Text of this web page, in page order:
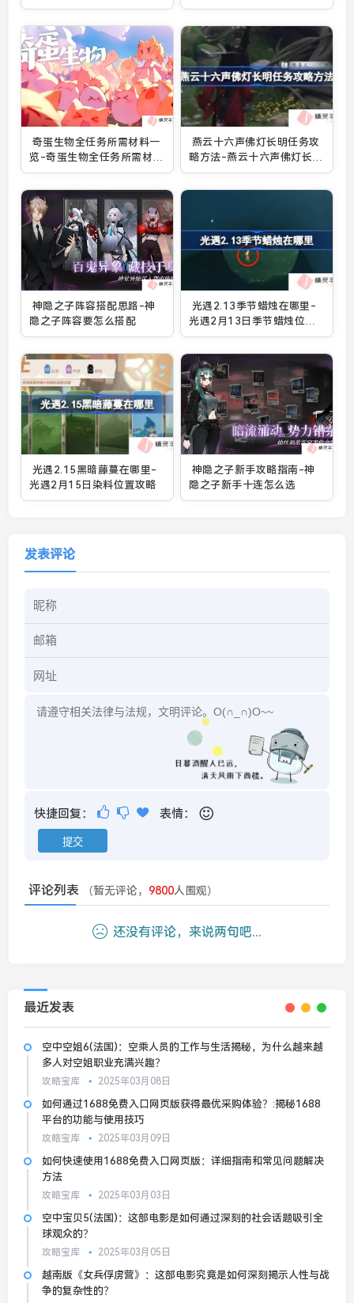
怎么搭配
2025年情人节主题卡池抽取
建议
奇蛋生物全任务所需材料一
览-奇蛋生物全任务所需材料
是什么
燕云十六声佛灯长明任务攻
略方法-燕云十六声佛灯长明
任务怎么做
神隐之子阵容搭配思路-神
隐之子阵容要怎么搭配
光遇2.13季节蜡烛在哪里-
光遇2月13日季节蜡烛位置
攻略
光遇2.15黑暗藤蔓在哪里-
光遇2月15日染料位置攻略
神隐之子新手攻略指南-神
隐之子新手十连怎么选
发表评论
快捷回复： 表情：
评论列表 （暂无评论， 9800人围观）
还没有评论，来说两句吧...
最近发表
空中空姐6(法国)：空乘人员的工作与生活揭秘，为什么越来越
多人对空姐职业充满兴趣？
攻略宝库 2025年03月08日
如何通过1688免费入口网页版获得最优采购体验？:揭秘1688
平台的功能与使用技巧
攻略宝库 2025年03月09日
如何快速使用1688免费入口网页版：详细指南和常见问题解决
方法
攻略宝库 2025年03月03日
空中宝贝5(法国)：这部电影是如何通过深刻的社会话题吸引全
球观众的？
攻略宝库 2025年03月05日
越南版《女兵俘虏营》：这部电影究竟是如何深刻揭示人性与战
争的复杂性的？